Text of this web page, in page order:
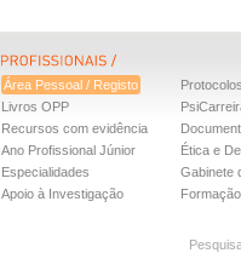
Área Pessoal / Registo
Livros OPP
Recursos com evidência
Ano Profissional Júnior
Especialidades
Apoio à Investigação
Protocolos
Ética e
Gabinete
Formação